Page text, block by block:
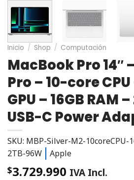
Inicio / Shop / Computación
MacBook Pro 14″
Pro – 10-core
GPU – 16GB RAM
USB-C Power
SKU: MBP-Silver-M2-10coreCPU-
2TB-96W
Apple
$3.729.990 IVA Incl.